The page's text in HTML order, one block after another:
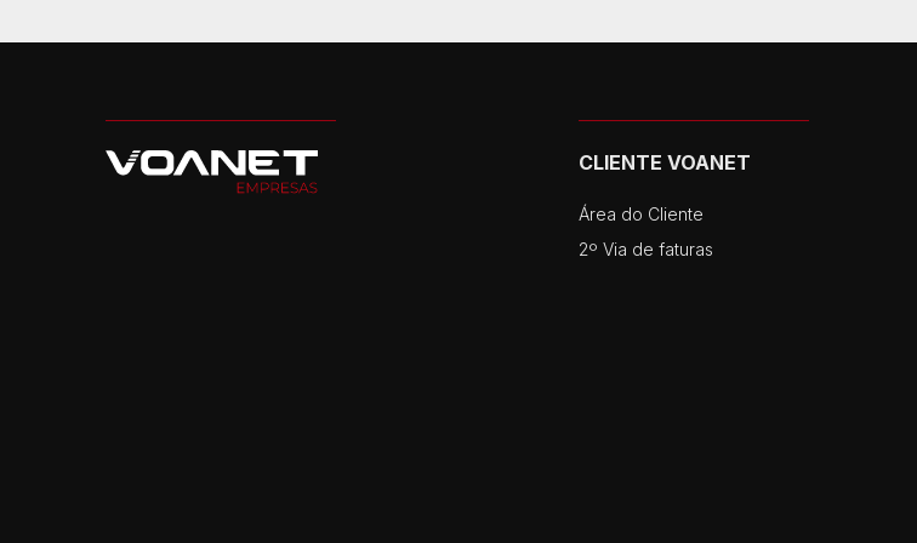
CLIENTE VOANET
Área do Cliente
2º Via de faturas